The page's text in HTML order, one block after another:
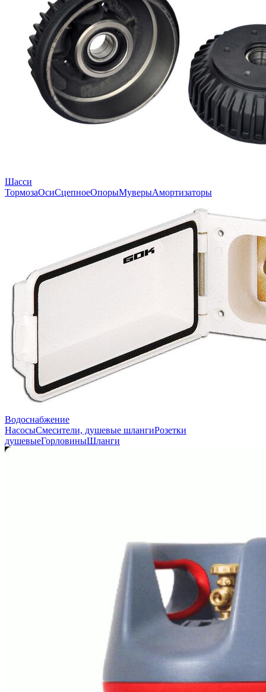
Шасси
ТормозаОсиСцепноеОпорыМуверыАмортизаторы
Водоснабжение
НасосыСмесители, душевые шлангиРозетки
душевыеГорловиныШланги